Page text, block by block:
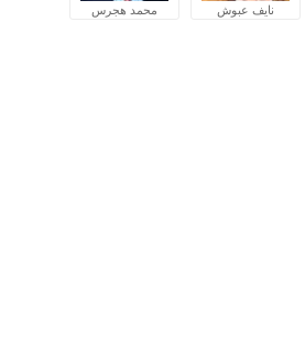
نايف عبوش محمد هجرس